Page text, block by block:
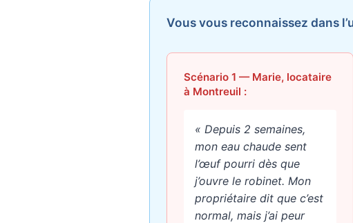
Vous vous reconnaissez dans
Scénario 1 — Marie, locataire
à Montreuil :
« Depuis 2 semaines,
mon eau chaude sent
l’œuf pourri dès que
j’ouvre le robinet. Mon
propriétaire dit que c’est
normal, mais j’ai peur